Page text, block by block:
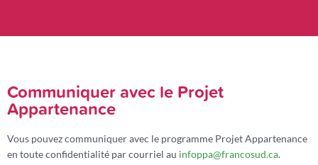
Communiquer avec le Projet
Appartenance
Vous pouvez communiquer avec le programme Projet Appartenance
en toute confidentialité par courriel au infoppa@francosud.ca.